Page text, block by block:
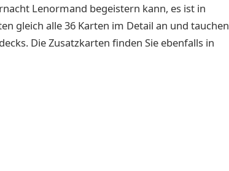
Lenormand begeistern kann, es ist in
gleich alle 36 Karten im Detail an und tauchen
Die Zusatzkarten finden Sie ebenfalls in